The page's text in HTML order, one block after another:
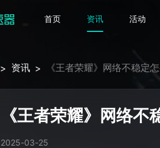
首页 资讯 活动
> 资讯 > 《王者荣耀》网络不稳定
《王者荣耀》网络不
2025-03-25